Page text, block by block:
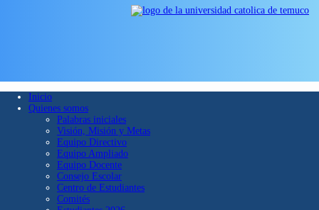
Inicio
Quienes somos
Palabras iniciales
Visión, Misión y Metas
Equipo Directivo
Equipo Ampliado
Equipo Docente
Consejo Escolar
Centro de Estudiantes
Comités